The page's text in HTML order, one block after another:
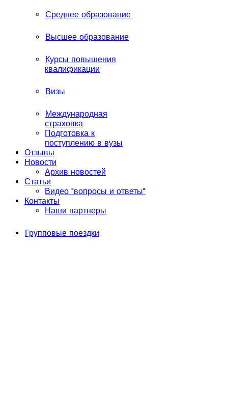
Среднее образование
Высшее образование
Курсы повышения
квалификации
Визы
Международная
страховка
Подготовка к
поступлению в вузы
Отзывы
Новости
Архив новостей
Статьи
Видео "вопросы и ответы"
Контакты
Наши партнеры
Групповые поездки